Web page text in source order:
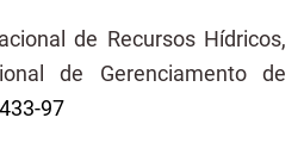
de Recursos Hídricos,
de Gerenciamento de
97